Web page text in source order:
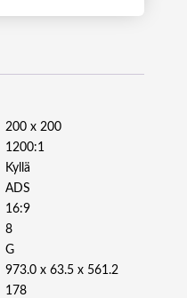
L
4
5
D
4
3
"
U
200 x 200
1200:1
Kyllä
ADS
16:9
8
G
973.0 x 63.5 x 561.2
178